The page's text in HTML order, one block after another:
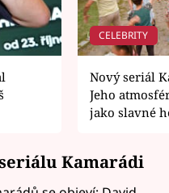
CELEBRITY
Nový seriál
Jeho
jako slavné
Kamarádi